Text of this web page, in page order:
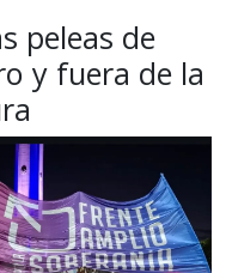
peleas de
y fuera de la